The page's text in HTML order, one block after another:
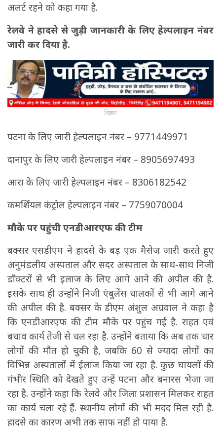
अलर्ट रहने को कहा गया है.
रेलवे ने हादसे से जुड़ी जानकारी के लिए हेल्पलाइन नंबर
जारी कर दिया है.
विज्ञापन
पटना के लिए जारी हेल्पलाइन नंबर – 9771449971
दानापुर के लिए जारी हेल्पलाइन नंबर – 8905697493
आरा के लिए जारी हेल्पलाइन नंबर – 8306182542
कमर्शियल कंट्रोल हेल्पलाइन नंबर – 7759070004
मौके पर पहुंची एनडीआरएफ की टीम
बक्सर एसडीएम ने हादसे के बड़ एक मैसेज जारी करते हुए
अनुमंडलीय अस्पताल और सदर अस्पताल के साथ-साथ निजी
डॉक्टरों से भी इलाज के लिए आगे आने की अपील की है.
इसके साथ ही उन्होंने निजी एंबुलेंस चालकों से भी आगे आने
की अपील की है. बक्सर के डीएम अंशुल अग्रवाल ने कहा है
कि एनडीआरएफ की टीम मौके पर पहुंच गई है. राहत एवं
बचाव कार्य तेजी से चल रहा है. उन्होंने बताया कि अब तक चार
लोगों की मौत हो चुकी है, जबकि 60 से ज्यादा लोगों का
विभिन्न अस्पतालों में ईलाज किया जा रहा है. कुछ घायलों की
गंभीर स्थिति को देखते हुए उन्हें पटना और बनारस भेजा जा
रहा है. उन्होंने कहा कि रेलवे और जिला प्रशासन मिलकर राहत
का कार्य चला रहे हैं. स्थानीय लोगों की भी मदद मिल रही है.
हादसे का कारण अभी तक साफ नहीं हो पाया है.